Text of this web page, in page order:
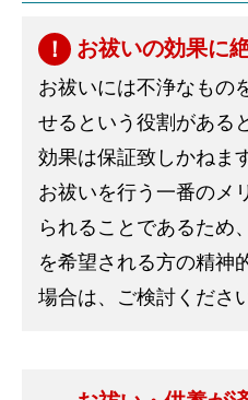
お祓いの効果に
お祓いには不浄なもの
せるという役割がある
効果は保証致しかねま
お祓いを行う一番のメ
られることであるため
を希望される方の精神
場合は、ご検討くださ